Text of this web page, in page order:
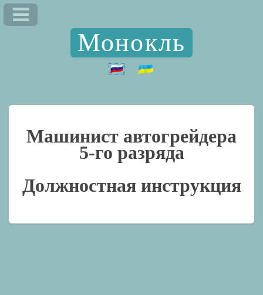
Монокль
Машинист автогрейдера
5-го разряда
Должностная инструкция